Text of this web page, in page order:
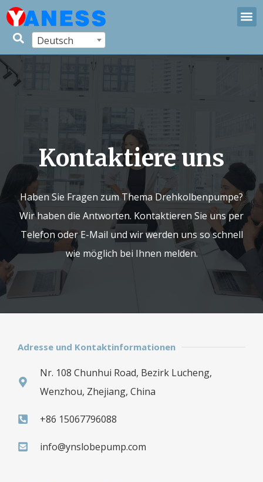
Deutsch
Kontaktiere uns
Haben Sie Fragen zum Thema Drehkolbenpumpe?
Wir haben die Antworten. Kontaktieren Sie uns per
Telefon oder E-Mail und wir werden uns so schnell
wie möglich bei Ihnen melden.
Adresse und Kontaktinformationen
Nr. 108 Chunhui Road, Bezirk Lucheng,
Wenzhou, Zhejiang, China
+86 15067796088
info@ynslobepump.com